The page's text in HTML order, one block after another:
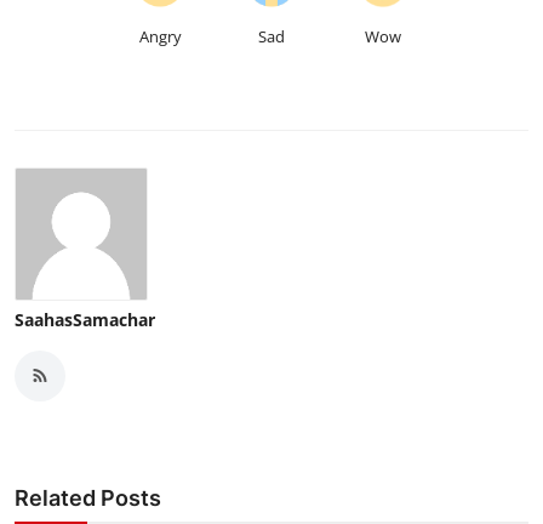
Angry Sad Wow
SaahasSamachar
Related Posts